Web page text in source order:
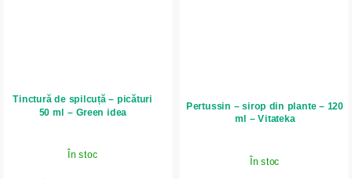
Tinctură de spilcuță – picături
50 ml – Green idea
În stoc
Pertussin – sirop din plante – 120
ml – Vitateka
În stoc